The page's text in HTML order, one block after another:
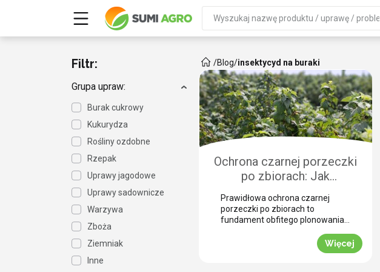
Filtr:
Grupa upraw:
Burak cukrowy
Kukurydza
Rośliny ozdobne
Rzepak
Uprawy jagodowe
Uprawy sadownicze
Warzywa
Zboża
Ziemniak
Inne
/Blog/insektycyd na buraki
Ochrona czarnej porzeczki
po zbiorach: Jak
zabezpieczyć plantację
przed chorobami i
szkodnikami?
Prawidłowa ochrona czarnej
porzeczki po zbiorach to
fundament obfitego plonowania
mechaniczny nieuchronnie
powoduje liczne uszkodzenia
Więcej